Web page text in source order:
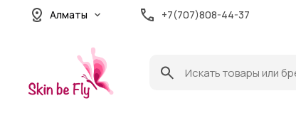
Алматы +7(707)808-44-37